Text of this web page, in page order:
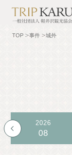
TOP
TOP 事件 城外
2026
08